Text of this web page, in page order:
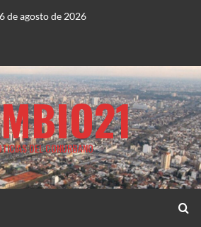
6 de agosto de 2026
DEL CONURBANO